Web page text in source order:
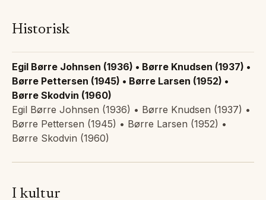
Historisk
Egil Børre Johnsen (1936) • Børre Knudsen (1937) •
Børre Pettersen (1945) • Børre Larsen (1952) •
Børre Skodvin (1960)
Egil Børre Johnsen (1936) • Børre Knudsen (1937) •
Børre Pettersen (1945) • Børre Larsen (1952) •
Børre Skodvin (1960)
I kultur